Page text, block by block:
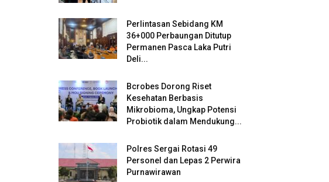
Perlintasan Sebidang KM
36+000 Perbaungan Ditutup
Permanen Pasca Laka Putri
Deli...
Bcrobes Dorong Riset
Kesehatan Berbasis
Mikrobioma, Ungkap Potensi
Probiotik dalam Mendukung...
Polres Sergai Rotasi 49
Personel dan Lepas 2 Perwira
Purnawirawan